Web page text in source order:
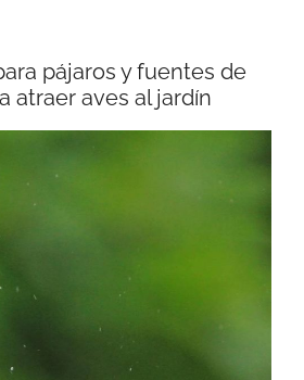
pájaros y fuentes de
atraer aves al jardín